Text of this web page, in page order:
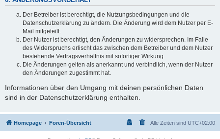
Der Betreiber ist berechtigt, die Nutzungsbedingungen und die
Datenschutzerklärung zu ändern. Die Änderung wird dem Nutzer per E-
Mail mitgeteilt.
Der Nutzer ist berechtigt, den Änderungen zu widersprechen. Im Falle
des Widerspruchs erlischt das zwischen dem Betreiber und dem Nutzer
bestehende Vertragsverhältnis mit sofortiger Wirkung.
Die Änderungen gelten als anerkannt und verbindlich, wenn der Nutzer
den Änderungen zugestimmt hat.
Informationen über den Umgang mit deinen persönlichen Daten
sind in der Datenschutzerklärung enthalten.
Homepage Foren-Übersicht Alle Zeiten sind UTC+02:00